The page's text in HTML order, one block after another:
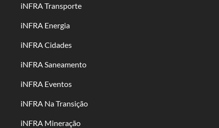
iNFRA Transporte
iNFRA Energia
iNFRA Cidades
iNFRA Saneamento
iNFRA Eventos
iNFRA Na Transição
iNFRA Mineração